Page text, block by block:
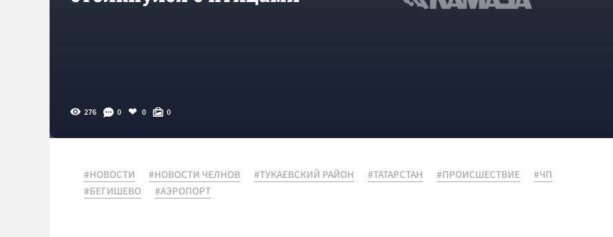
276 0 0 0
#НОВОСТИ #НОВОСТИ ЧЕЛНОВ #ТУКАЕВСКИЙ РАЙОН #ТАТАРСТАН #ПРОИСШЕСТВИЕ
#ЧП
#БЕГИШЕВО
#АЭРОПОРТ